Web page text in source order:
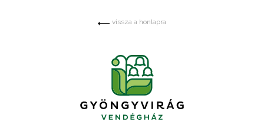
vissza a honlapra